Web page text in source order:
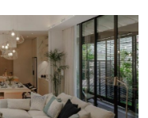
อบอุ่นและปลอดภัย
: JOYS Architects
ขยายของร้านกาแฟ
ละ Yellow Mini ที่
ด รายล้อมด้วยไม้ยม